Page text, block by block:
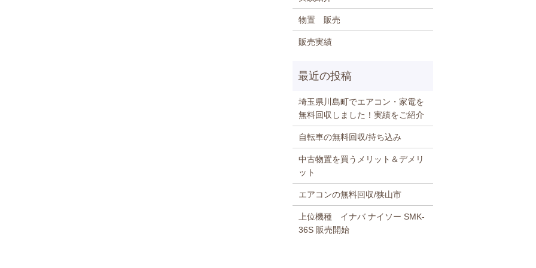
物置 販売
販売実績
埼玉県川島町でエアコン・家電を
無料回収しました！実績をご紹介
自転車の無料回収/持ち込み
中古物置を買うメリット＆デメリ
ット
エアコンの無料回収/狭山市
上位機種 イナバ ナイソー SMK-
36S 販売開始